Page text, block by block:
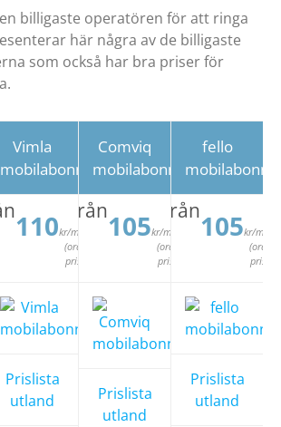
billigaste operatören för att ringa
här några av de billigaste
som också har bra priser för
Vimla
mobilabonnemang
110kr/mån
(ord.
pris)
Prislista
utland
Comviq
mobilabonnemang
Från105kr/mån
(ord.
pris)
Prislista
utland
fello
Från105kr/mån
(ord.
pris)
Prislista
utland